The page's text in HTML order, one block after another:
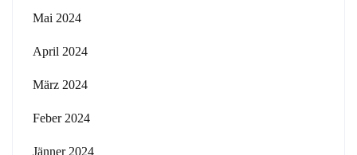
Mai 2024
April 2024
März 2024
Feber 2024
Jänner 2024